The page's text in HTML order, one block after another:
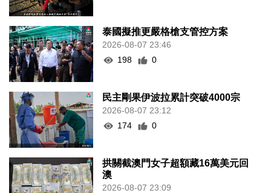
泰國擬推更嚴格槍支管控方案
2026-08-07 23:46
198
0
民主剛果伊波拉累計突破4000宗
2026-08-07 23:12
174
0
拱關截澳門女子超額藏16萬美元回
澳
2026-08-07 23:09